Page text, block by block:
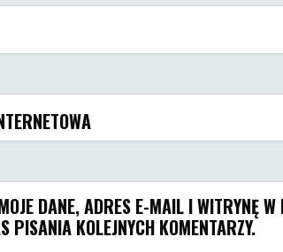
DANE, ADRES E-MAIL I WITRYNĘ
PISANIA KOLEJNYCH KOMENTARZY.